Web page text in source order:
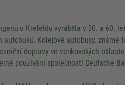
u Krefeldu vyráběla v 50. a 60.
autobusů. Kolejové autobusy, známé
dopravy ve venkovských
používání společností Deutsche